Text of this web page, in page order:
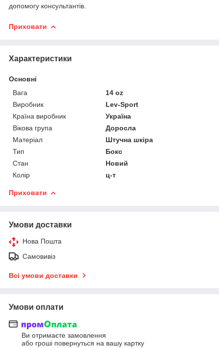
допомогу консультантів.
Приховати
Характеристики
Основні
Вага
14 oz
Виробник
Lev-Sport
Країна виробник
Україна
Вікова група
Доросла
Матеріал
Штучна шкіра
Тип
Бокс
Стан
Новий
Колір
ц-т
Приховати
Умови доставки
Нова Пошта
Самовивіз
Всі умови доставки
Умови оплати
Ви отримаєте замовлення
або гроші повернуться на вашу картку